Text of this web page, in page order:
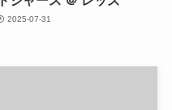
2025-07-31